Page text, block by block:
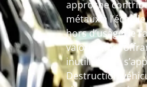
approche
métaux à
hors d’usage, le
valorisation,
inutilisés. En
Destruction